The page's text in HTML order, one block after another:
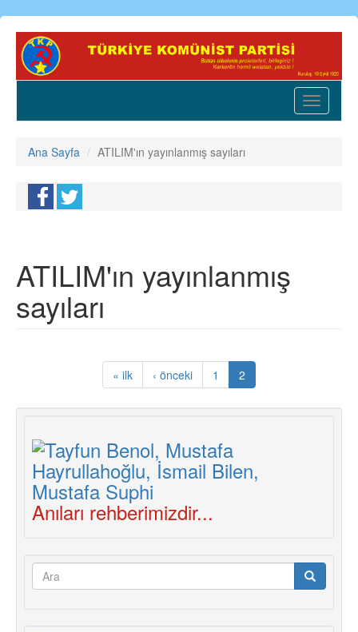
Ana
içeriğe
Toggle
Ana Sayfa ATILIM'ın yayınlanmış sayıları
ATILIM'ın yayınlanmış
sayıları
« ilk ‹ önceki 1 2
Anıları rehberimizdir...
Arama